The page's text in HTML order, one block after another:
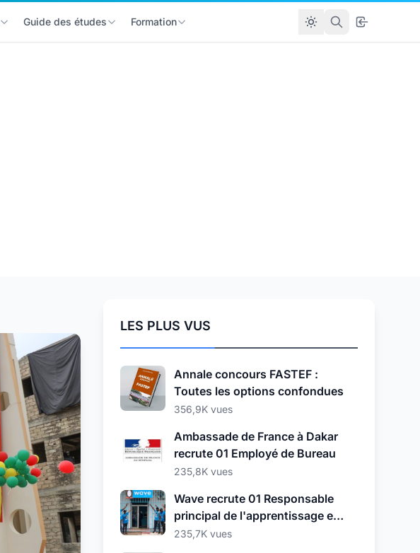
Guide des études Formation
LES PLUS VUS
Annale concours FASTEF :
Toutes les options confondues
356,9K vues
Ambassade de France à Dakar
recrute 01 Employé de Bureau
235,8K vues
Wave recrute 01 Responsable
principal de l'apprentissage et
du développement
235,7K vues